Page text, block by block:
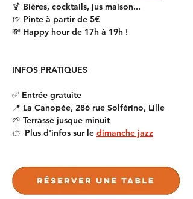
🍹 Bières, cocktails, jus maison...
🍺 Pinte à partir de 5€
💸 Happy hour de 17h à 19h !
INFOS PRATIQUES
✅ Entrée gratuite
📍 La Canopée, 286 rue Solférino, Lille
🌱 Terrasse jusque minuit
👉 Plus d'infos sur le dimanche jazz